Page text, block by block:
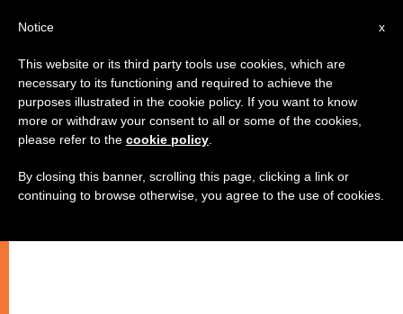
x
Notice
This website or its third party tools use cookies, which are
necessary to its functioning and required to achieve the
purposes illustrated in the cookie policy. If you want to know
more or withdraw your consent to all or some of the cookies,
please refer to the cookie policy
By closing this banner, scrolling this page, clicking a link or
continuing to browse otherwise, you agree to the use of cookies.